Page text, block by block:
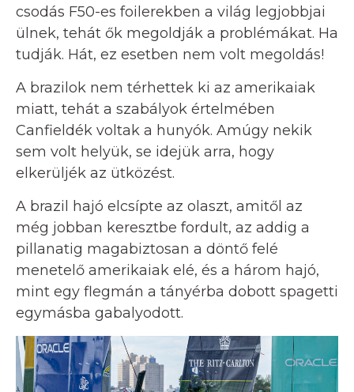
csodás F50-es foilerekben a világ legjobbjai
ülnek, tehát ők megoldják a problémákat. Ha
tudják. Hát, ez esetben nem volt megoldás!
A brazilok nem térhettek ki az amerikaiak
miatt, tehát a szabályok értelmében
Canfieldék voltak a hunyók. Amúgy nekik
sem volt helyük, se idejük arra, hogy
elkerüljék az ütközést.
A brazil hajó elcsípte az olaszt, amitől az
még jobban keresztbe fordult, az addig a
pillanatig magabiztosan a döntő felé
menetelő amerikaiak elé, és a három hajó,
mint egy flegmán a tányérba dobott spagetti
egymásba gabalyodott.